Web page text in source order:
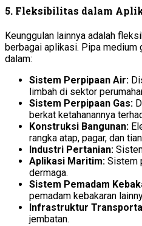
5. Fleksibilitas dalam
Keunggulan lainnya adalah
berbagai aplikasi. Pipa medium
dalam:
Sistem Perpipaan Air:
limbah di sektor
Sistem Perpipaan Gas:
berkat ketahanannya
Konstruksi Bangunan:
rangka atap, pagar, dan
Industri Pertanian:
Aplikasi Maritim: Sistem
dermaga.
Sistem Pemadam
pemadam kebakaran
Infrastruktur
jembatan.